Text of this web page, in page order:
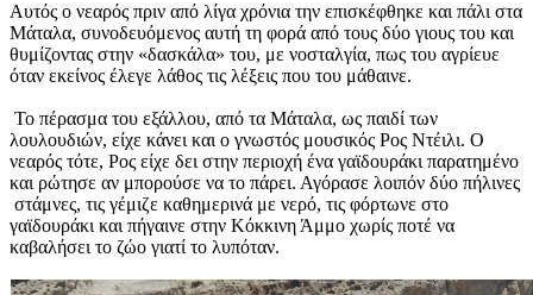
Αυτός ο νεαρός πριν από λίγα χρόνια την επισκέφθηκε και πάλι στα
Μάταλα, συνοδευόμενος αυτή τη φορά από τους δύο γιους του και
θυμίζοντας στην «δασκάλα» του, με νοσταλγία, πως του αγρίευε
όταν εκείνος έλεγε λάθος τις λέξεις που του μάθαινε.
Το πέρασμα του εξάλλου, από τα Μάταλα, ως παιδί των
λουλουδιών, είχε κάνει και ο γνωστός μουσικός Ρος Ντέιλι. Ο
νεαρός τότε, Ρος είχε δει στην περιοχή ένα γαϊδουράκι παρατημένο
και ρώτησε αν μπορούσε να το πάρει. Αγόρασε λοιπόν δύο πήλινες
στάμνες, τις γέμιζε καθημερινά με νερό, τις φόρτωνε στο
γαϊδουράκι και πήγαινε στην Κόκκινη Άμμο χωρίς ποτέ να
καβαλήσει το ζώο γιατί το λυπόταν.